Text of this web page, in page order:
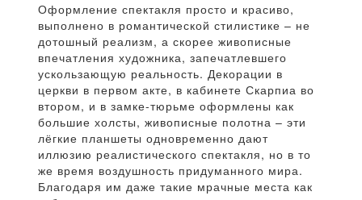
Оформление спектакля просто и красиво,
выполнено в романтической стилистике – не
дотошный реализм, а скорее живописные
впечатления художника, запечатлевшего
ускользающую реальность. Декорации в
церкви в первом акте, в кабинете Скарпиа во
втором, и в замке-тюрьме оформлены как
большие холсты, живописные полотна – эти
лёгкие планшеты одновременно дают
иллюзию реалистического спектакля, но в то
же время воздушность придуманного мира.
Благодаря им даже такие мрачные места как